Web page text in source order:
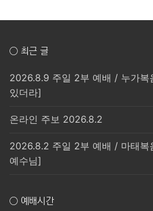
○ 최근 글
2026.8.9 주일 2부 예배 / 누가복
있더라]
온라인 주보 2026.8.2
2026.8.2 주일 2부 예배 / 마태
예수님]
○ 예배시간